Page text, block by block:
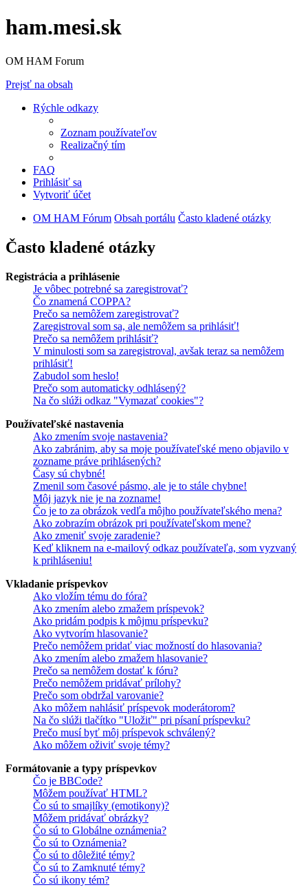
ham.mesi.sk
OM HAM Forum
Prejsť na obsah
Rýchle odkazy
Zoznam používateľov
Realizačný tím
FAQ
Prihlásiť sa
Vytvoriť účet
OM HAM Fórum Obsah portálu Často kladené otázky
Často kladené otázky
Registrácia a prihlásenie
Je vôbec potrebné sa zaregistrovať?
Čo znamená COPPA?
Prečo sa nemôžem zaregistrovať?
Zaregistroval som sa, ale nemôžem sa prihlásiť!
Prečo sa nemôžem prihlásiť?
V minulosti som sa zaregistroval, avšak teraz sa nemôžem
prihlásiť!
Zabudol som heslo!
Prečo som automaticky odhlásený?
Na čo slúži odkaz "Vymazať cookies"?
Používateľské nastavenia
Ako zmením svoje nastavenia?
Ako zabránim, aby sa moje používateľské meno objavilo v
zozname práve prihlásených?
Časy sú chybné!
Zmenil som časové pásmo, ale je to stále chybne!
Môj jazyk nie je na zozname!
Čo je to za obrázok vedľa môjho používateľského mena?
Ako zobrazím obrázok pri používateľskom mene?
Ako zmeniť svoje zaradenie?
Keď kliknem na e-mailový odkaz používateľa, som vyzvaný
k prihláseniu!
Vkladanie príspevkov
Ako vložím tému do fóra?
Ako zmením alebo zmažem príspevok?
Ako pridám podpis k môjmu príspevku?
Ako vytvorím hlasovanie?
Prečo nemôžem pridať viac možností do hlasovania?
Ako zmením alebo zmažem hlasovanie?
Prečo sa nemôžem dostať k fóru?
Prečo nemôžem pridávať prílohy?
Prečo som obdržal varovanie?
Ako môžem nahlásiť príspevok moderátorom?
Na čo slúži tlačítko "Uložiť" pri písaní príspevku?
Prečo musí byť môj príspevok schválený?
Ako môžem oživiť svoje témy?
Formátovanie a typy príspevkov
Čo je BBCode?
Môžem používať HTML?
Čo sú to smajlíky (emotikony)?
Môžem pridávať obrázky?
Čo sú to Globálne oznámenia?
Čo sú to Oznámenia?
Čo sú to dôležité témy?
Čo sú to Zamknuté témy?
Čo sú ikony tém?